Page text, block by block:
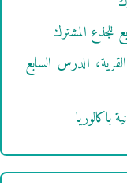
أصحاب القرية، الدرس السابع
باكالوريا